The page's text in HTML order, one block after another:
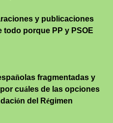
y publicaciones
porque PP y PSOE
ñolas fragmentadas y
cuá les de las opciones
ón del Régimen